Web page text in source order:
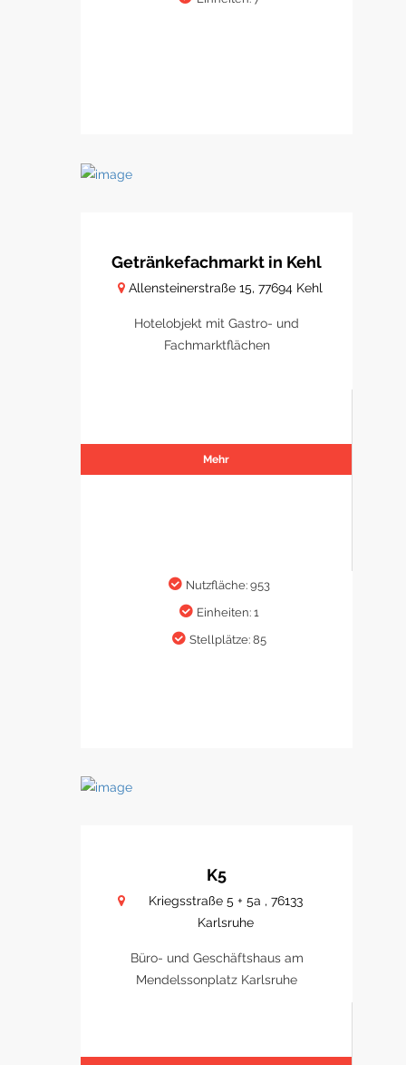
Getränkefachmarkt in Kehl
Allensteinerstraße 15, 77694 Kehl
Hotelobjekt mit Gastro- und
Fachmarktflächen
Mehr
Nutzfläche: 953
Einheiten: 1
Stellplätze: 85
K5
Kriegsstraße 5 + 5a , 76133
Karlsruhe
Büro- und Geschäftshaus am
Mendelssonplatz Karlsruhe